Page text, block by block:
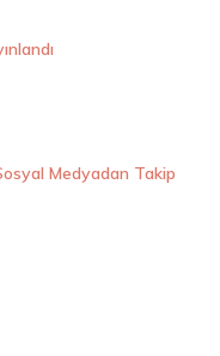
Medyadan Takip